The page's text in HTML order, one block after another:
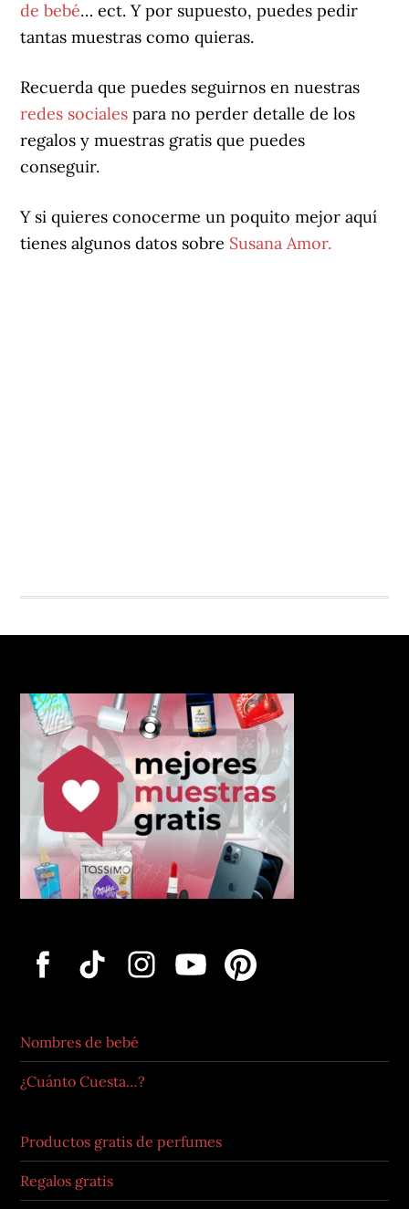
de bebé… ect. Y por supuesto, puedes pedir
tantas muestras como quieras.
Recuerda que puedes seguirnos en nuestras
redes sociales para no perder detalle de los
regalos y muestras gratis que puedes
conseguir.
Y si quieres conocerme un poquito mejor aquí
tienes algunos datos sobre Susana Amor.
Nombres de bebé
¿Cuánto Cuesta…?
Productos gratis de perfumes
Regalos gratis